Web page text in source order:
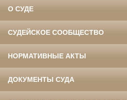
О СУДЕ
СУДЕЙСКОЕ СООБЩЕСТВО
НОРМАТИВНЫЕ АКТЫ
ДОКУМЕНТЫ СУДА